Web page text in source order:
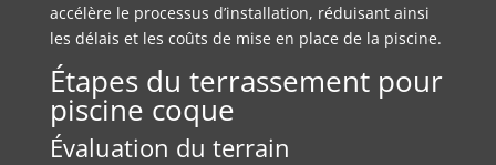
accélère le processus d’installation, réduisant ainsi
les délais et les coûts de mise en place de la piscine.
Étapes du terrassement pour
piscine coque
Évaluation du terrain